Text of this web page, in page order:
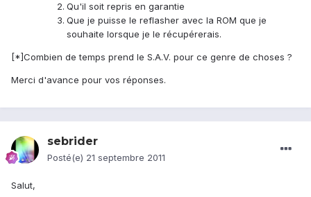
Qu'il soit repris en garantie
Que je puisse le reflasher avec la ROM que je
souhaite lorsque je le récupérerais.
[*]Combien de temps prend le S.A.V. pour ce genre de choses ?
Merci d'avance pour vos réponses.
sebrider
Posté(e) 21 septembre 2011
Salut,